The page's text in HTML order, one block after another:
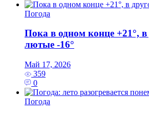
Погода
Пока в одном конце +21°,
лютые -16°
Май 17, 2026
359
0
Погода